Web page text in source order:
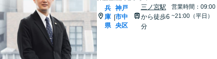
兵
庫
県
|
神戸
市中
央区
三ノ宮駅
から徒歩6
分
営業時間：09:00
~21:00（平日）